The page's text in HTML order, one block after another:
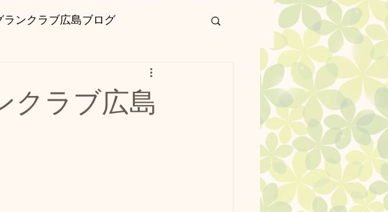
ランクラブ広島ブログ
らせ
クラブ広島